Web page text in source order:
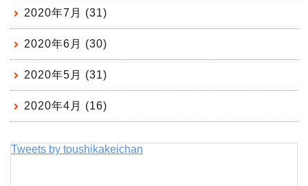
2020年7月 (31)
2020年6月 (30)
2020年5月 (31)
2020年4月 (16)
Tweets by toushikakeichan